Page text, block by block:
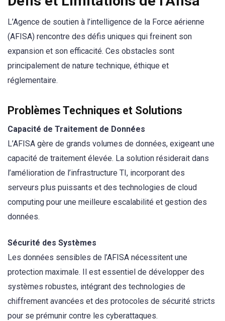
L’Agence de soutien à l’intelligence de la Force aérienne
(AFISA) rencontre des défis uniques qui freinent son
expansion et son efficacité. Ces obstacles sont
principalement de nature technique, éthique et
réglementaire.
Problèmes Techniques et Solutions
Capacité de Traitement de Données
L’AFISA gère de grands volumes de données, exigeant une
capacité de traitement élevée. La solution résiderait dans
l’amélioration de l’infrastructure TI, incorporant des
serveurs plus puissants et des technologies de cloud
computing pour une meilleure escalabilité et gestion des
données.
Sécurité des Systèmes
Les données sensibles de l’AFISA nécessitent une
protection maximale. Il est essentiel de développer des
systèmes robustes, intégrant des technologies de
chiffrement avancées et des protocoles de sécurité stricts
pour se prémunir contre les cyberattaques.